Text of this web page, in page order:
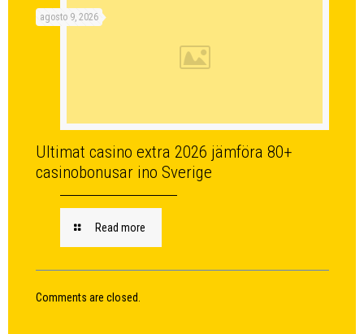
agosto 9, 2026
Ultimat casino extra 2026 jämföra 80+
casinobonusar ino Sverige
Read more
Comments are closed.